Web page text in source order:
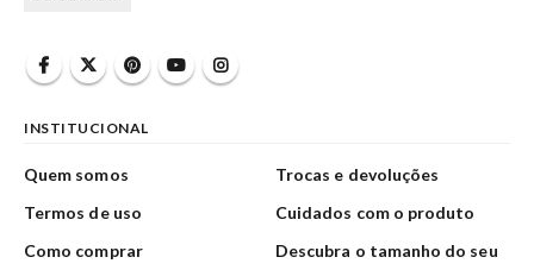
INSTITUCIONAL
Quem somos
Termos de uso
Como comprar
Trocas e devoluções
Cuidados com o produto
Descubra o tamanho do seu